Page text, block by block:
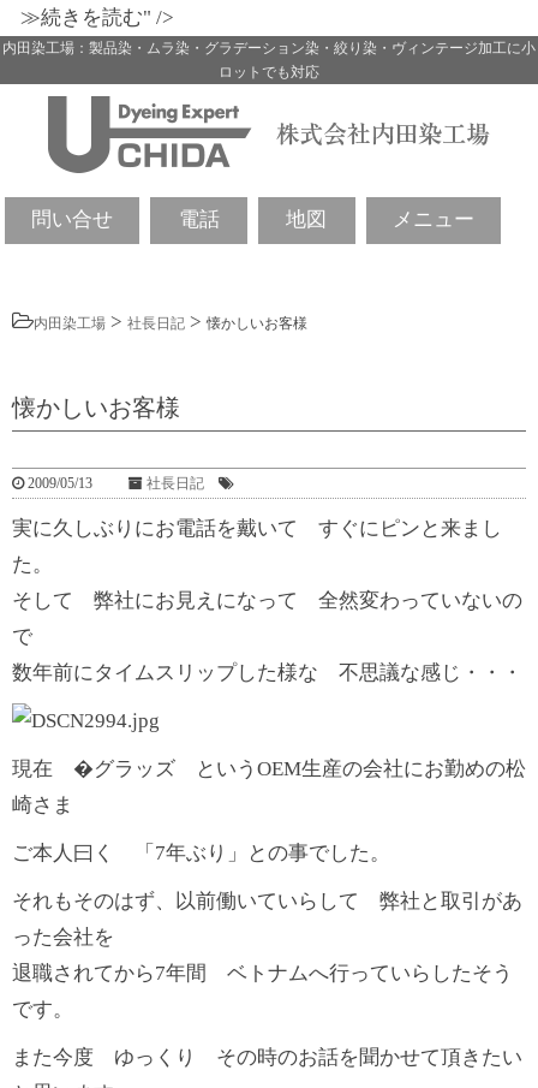
≫続きを読む" />
内田染工場：製品染・ムラ染・グラデーション染・絞り染・ヴィンテージ加工に小
ロットでも対応
問い合せ 電話 地図 メニュー
内田染工場 > 社長日記 >懐かしいお客様
懐かしいお客様
2009/05/13 社長日記
実に久しぶりにお電話を戴いて すぐにピンと来まし
た。
そして 弊社にお見えになって 全然変わっていないの
で
数年前にタイムスリップした様な 不思議な感じ・・・
現在 �グラッズ というOEM生産の会社にお勤めの松
崎さま
ご本人曰く 「7年ぶり」との事でした。
それもそのはず、以前働いていらして 弊社と取引があ
った会社を
退職されてから7年間 ベトナムへ行っていらしたそう
です。
また今度 ゆっくり その時のお話を聞かせて頂きたい